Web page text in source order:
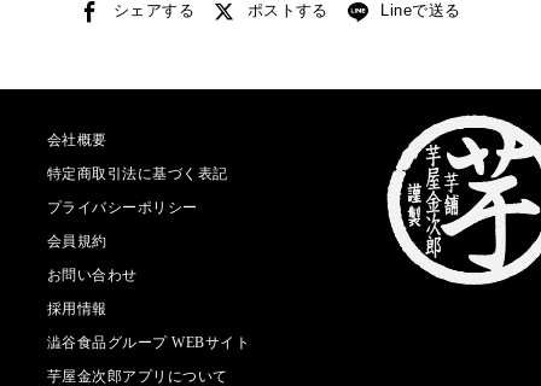
会社概要
特定商取引法に基づく表記
プライバシーポリシー
会員規約
お問い合わせ
採用情報
澁谷食品グループ WEBサイト
芋屋金次郎アプリについて
シェアする ポストする Lineで送る